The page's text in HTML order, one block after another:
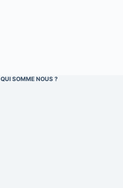
QUI SOMME NOUS ?